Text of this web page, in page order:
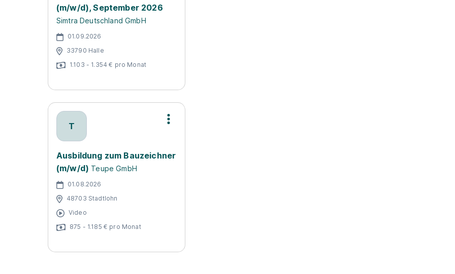
(m/w/d), September 2026
Simtra Deutschland GmbH
01.09.2026
33790 Halle
1.103 - 1.354 € pro Monat
T
Ausbildung zum Bauzeichner
(m/w/d) Teupe GmbH
01.08.2026
48703 Stadtlohn
Video
875 - 1.185 € pro Monat